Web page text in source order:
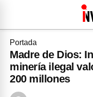
Portada
Madre de Dios:
minería ilegal
200 millones